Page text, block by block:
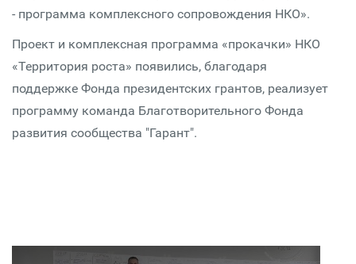
- программа комплексного сопровождения НКО».
Проект и комплексная программа «прокачки» НКО
«Территория роста» появились, благодаря
поддержке Фонда президентских грантов, реализует
программу команда Благотворительного Фонда
развития сообщества "Гарант".